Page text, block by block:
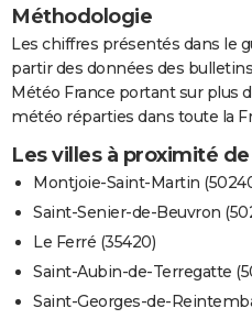
Méthodologie
Les chiffres présentés dans le
partir des données des
Météo France portant sur plus
météo réparties dans toute la
Les villes à proximité
Montjoie-Saint-Martin
Saint-Senier-de-Beuvron
Le Ferré (35420)
Saint-Aubin-de-Terregatte
Saint-Georges-de-